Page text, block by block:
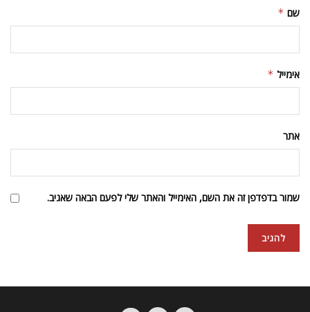
שם *
אימייל *
אתר
שמור בדפדפן זה את השם, האימייל והאתר שלי לפעם הבאה שאגיב.